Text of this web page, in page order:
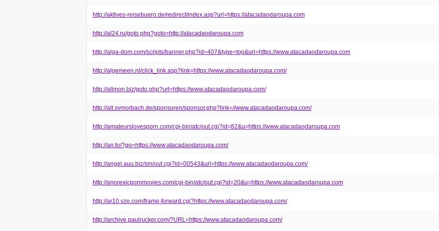
http://aktives-reisebuero.de/redirect/index.asp?url=https://atacadaodaroupa.com
http://al24.ru/goto.php?goto=http://atacadaodaroupa.com
http://alga-dom.com/scripts/banner.php?id=407&type=top&url=https://www.atacadaodaroupa.com
http://algemeen.nl/click_link.asp?link=https://www.atacadaodaroupa.com/
http://allmon.biz/goto.php?url=https://www.atacadaodaroupa.com/
http://alt.svmorbach.de/sponsoren/sponsor.php?link=//www.atacadaodaroupa.com/
http://amateurslovesporn.com/cgi-bin/atc/out.cgi?id=82&u=https://www.atacadaodaroupa.com
http://an.to/?go=https://www.atacadaodaroupa.com/
http://angel.auu.biz/sm/out.cgi?id=00543&url=https://www.atacadaodaroupa.com/
http://anorexicpornmovies.com/cgi-bin/atc/out.cgi?id=20&u=https://www.atacadaodaroupa.com
http://ar10.vze.com/frame-forward.cgi?https://www.atacadaodaroupa.com/
http://archive.paulrucker.com/?URL=https://www.atacadaodaroupa.com/